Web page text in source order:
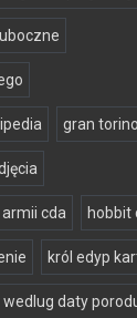
gran
cda hobbit
król edyp
daty